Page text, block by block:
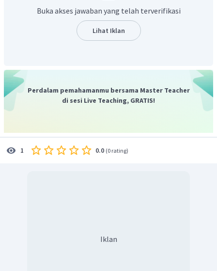
Buka akses jawaban yang telah terverifikasi
Lihat Iklan
Perdalam pemahamanmu bersama Master Teacher
di sesi Live Teaching, GRATIS!
1 0.0 (0 rating)
Iklan